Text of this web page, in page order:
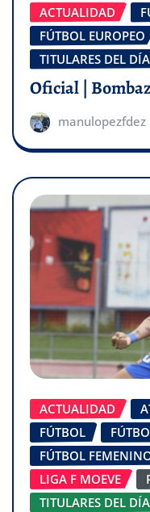
ACTUALIDAD
FÚTBOL EUROPEO
TITULARES DEL DÍA
Oficial |
manulopezfdez
ACTUALIDAD
FÚTBOL
FÚTBOL
LIGA F MOEVE
TITULARES DEL DÍA